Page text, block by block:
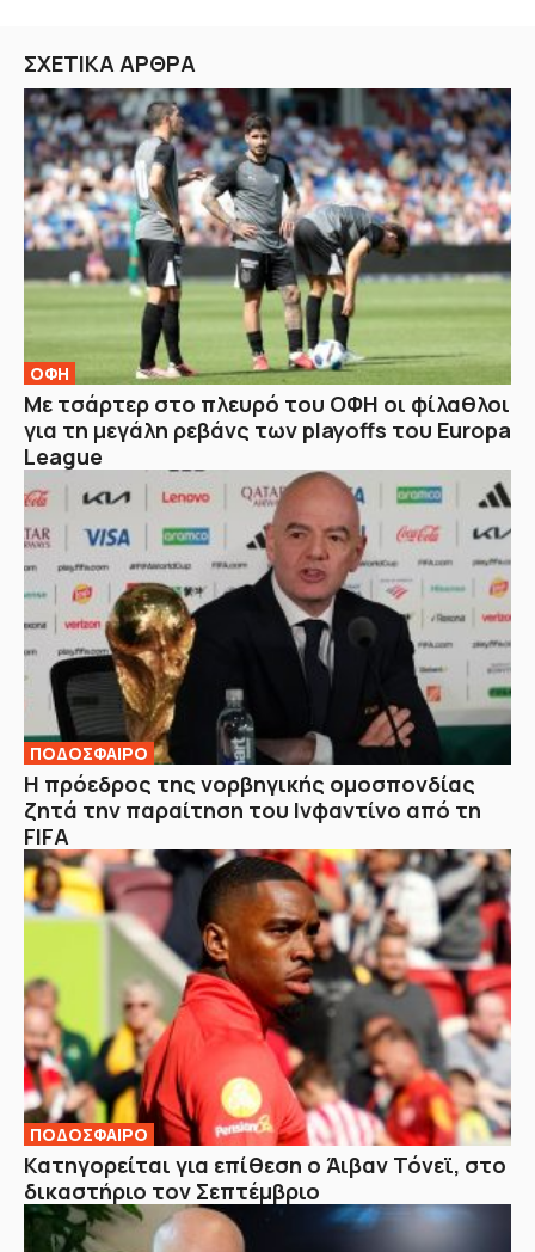
ΣΧΕΤΙΚΑ ΑΡΘΡΑ
ΟΦΗ
Με τσάρτερ στο πλευρό του ΟΦΗ οι φίλαθλοι
για τη μεγάλη ρεβάνς των playoffs του Europa
League
ΠΟΔΟΣΦΑΙΡΟ
Η πρόεδρος της νορβηγικής ομοσπονδίας
ζητά την παραίτηση του Ινφαντίνο από τη
FIFA
ΠΟΔΟΣΦΑΙΡΟ
Κατηγορείται για επίθεση ο Άιβαν Τόνεϊ, στο
δικαστήριο τον Σεπτέμβριο